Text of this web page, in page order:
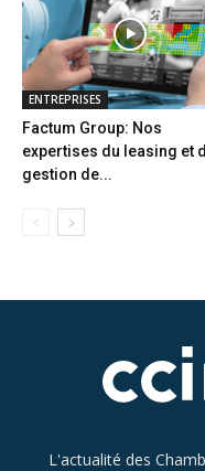
ENTREPRISES
Factum Group: Nos
expertises du leasing et
gestion de...
L'actualité des